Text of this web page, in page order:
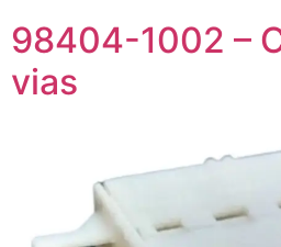
98404-1002 –
vias